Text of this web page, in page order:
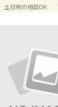
土日祝の相談OK